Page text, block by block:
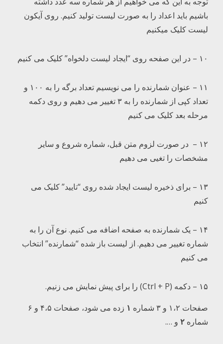
باشیم باید اعداد را به صورت لیست تولید کنیم. روی آیکون
لیست کلیک میکنیم
۱۰ – در این صفحه روی “ایجاد لیست دلخواه” کلیک می کنیم
۱۱ – عنوان شمارنده را می نویسیم تعداد برگه را به ۱۰۰ و
تعداد کپی از شمارنده را به ۳ تغییر می دهیم و روی دکمه
مرحله بعد کلیک می کنیم
۱۲ – در صورت لزوم متن قبل، شماره شروع و سایر
مشخصات را تغیی می دهیم
۱۳ – برای ذخیره لیست ایجاد شده روی “تایید” کلیک می
کنیم
۱۴ – یک شمارنده به صفحه اضافه می کنیم. نوع آن را به
شماره تغییر می دهیم. از لیست باز شده “شمارنده” انتخاب
می کنیم
۱۵ – دکمه (Ctrl + P) را برای پیش نمایش می زنیم.
صفحات ۱،۲ و ۳ شماره
۱
زده می شود، صفحات ۴،۵ و ۶
شماره ۲ و ….